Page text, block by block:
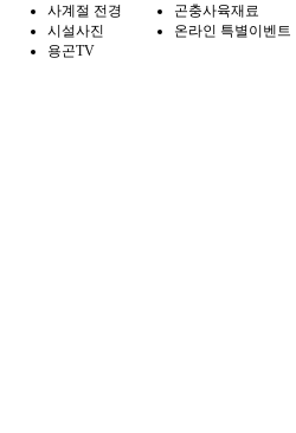
사계절 전경
시설사진
용곤TV
곤충사육재료
온라인 특별이벤트